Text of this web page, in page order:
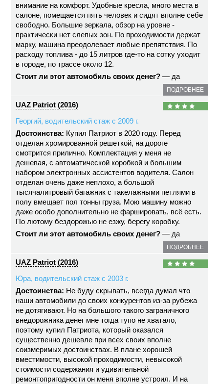
внимание на комфорт. Удобные кресла, много места в
салоне, помещается пять человек и сидят вполне себе
свободно. Большие зеркала, обзор на уровне -
практически нет слепых зон. По проходимости держат
марку, машина преодолевает любые препятствия. По
расходу топлива - до 15 литров где-то на сотку уходит
в городе, по трассе около 12.
Стоит ли этот автомобиль своих денег? — да
ПОДРОБНЕЕ
UAZ Patriot (2016)
Георгий, водительский стаж с 2009 г.
Достоинства: Купил Патриот в 2020 году. Перед
отделан хромированной решеткой, на дороге
смотрится прилично. Комплектация у меня не
дешевая, с автоматической коробкой и большим
набором электронных ассистентов водителя. Салон
отделан очень даже неплохо, а большой
тысячалитровый багажник с такелажными петлями в
полу вмещает пол тонны груза. Мою машину можно
даже особо дополнительно не фаршировать, всё есть.
По лютому бездорожью не езжу, берегу коробку.
Стоит ли этот автомобиль своих денег? — да
ПОДРОБНЕЕ
UAZ Patriot (2016)
Юра, водительский стаж с 2003 г.
Достоинства: Не буду скрывать, всегда думал что
наши автомобили до своих конкурентов из-за рубежа
не дотягивают. Но на большого такого заграничного
внедорожника денег мне тогда тупо не хватало,
поэтому купил Патриота, который оказался
существенно дешевле при всех своих вполне
соизмеримых достоинствах. В плане хорошей
вместимости, высокой проходимости, невысокой
стоимости содержания и удивительной
ремонтопригодности он меня вполне устроил. И на